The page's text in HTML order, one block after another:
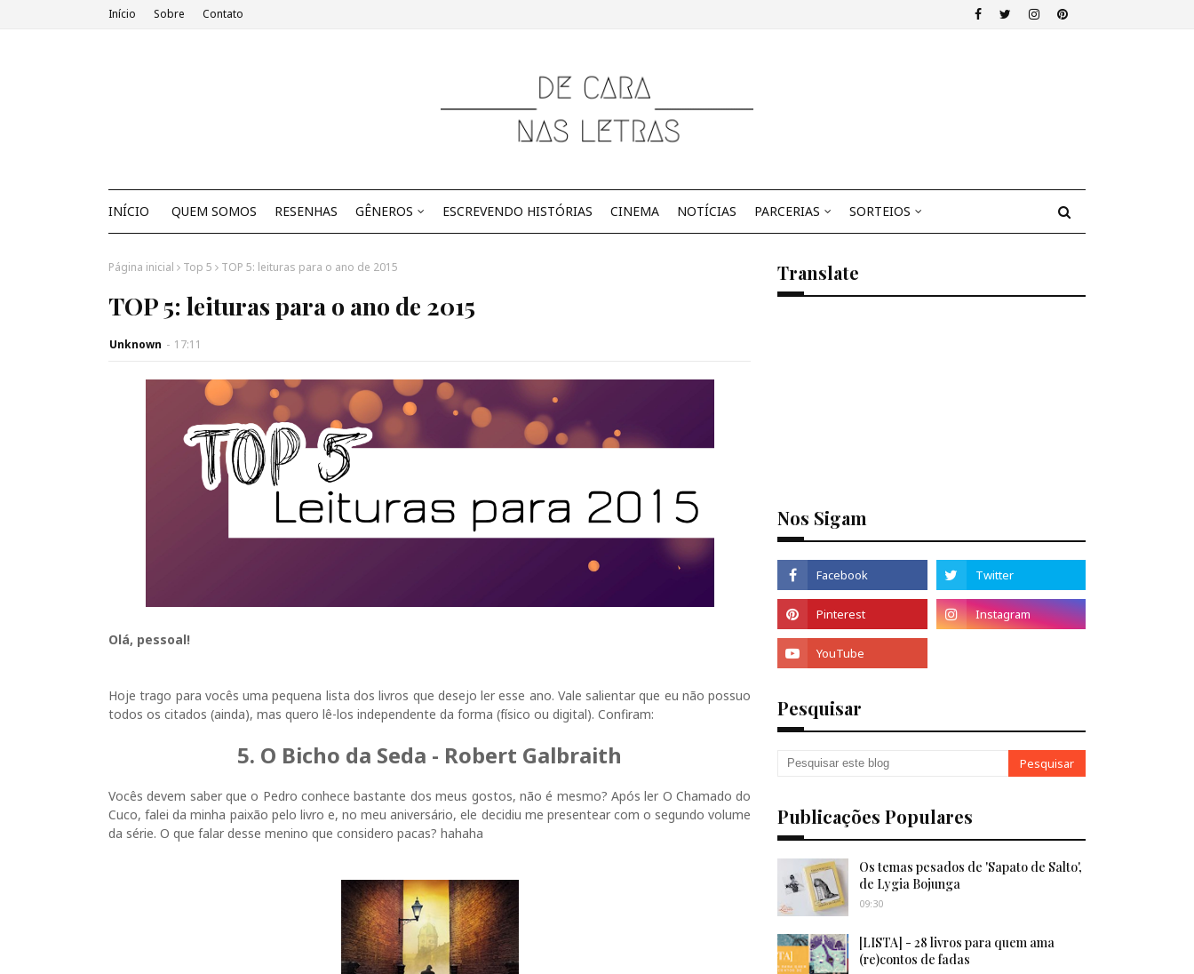
Início Sobre Contato
INÍCIO QUEM SOMOS RESENHAS GÊNEROS ESCREVENDO HISTÓRIAS CINEMA NOTÍCIAS PARCERIAS SORTEIOS
Página inicial Top 5 TOP 5: leituras para o ano de 2015
TOP 5: leituras para o ano de 2015
Unknown - 17:11
Olá, pessoal!
Hoje trago para vocês uma pequena lista dos livros que desejo ler esse ano. Vale salientar que eu não possuo
todos os citados (ainda), mas quero lê-los independente da forma (físico ou digital). Confiram:
5. O Bicho da Seda - Robert Galbraith
Vocês devem saber que o Pedro conhece bastante dos meus gostos, não é mesmo? Após ler O Chamado do
Cuco, falei da minha paixão pelo livro e, no meu aniversário, ele decidiu me presentear com o segundo volume
da série. O que falar desse menino que considero pacas? hahaha
Translate
Nos Sigam
Pesquisar
Publicações Populares
Os temas pesados de 'Sapato de Salto',
de Lygia Bojunga
09:30
[LISTA] - 28 livros para quem ama
(re)contos de fadas